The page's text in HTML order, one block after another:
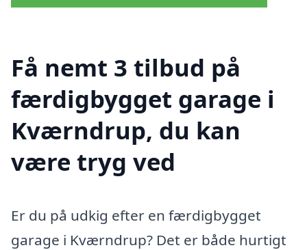
Få nemt 3 tilbud på
færdigbygget garage i
Kværndrup, du kan
være tryg ved
Er du på udkig efter en færdigbygget
garage i Kværndrup? Det er både hurtigt